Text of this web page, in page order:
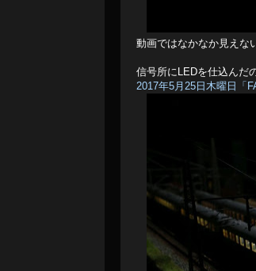
動画ではなかなか見えな
信号所にLEDを仕込んだ
2017年5月25日木曜日「